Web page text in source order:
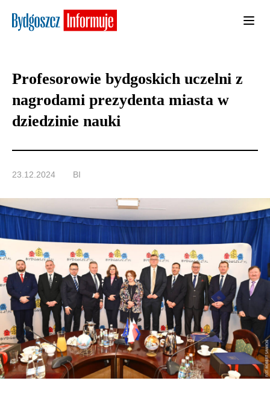
Profesorowie bydgoskich uczelni z
nagrodami prezydenta miasta w
dziedzinie nauki
23.12.2024 BI